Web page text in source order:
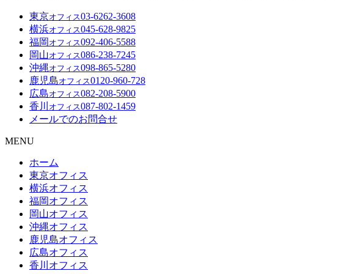
東京オフィス03-6262-3608
横浜オフィス045-628-9825
福岡 オフィス092-406-5588
岡山オフィス086-238-7245
沖縄オフィス098-865-5280
鹿児島オフィス0120-960-728
広島オフィス082-208-5900
香川 オフィス087-802-1459
メールでのお問合せ
MENU
ホーム
東京オフィス
横浜オフィス
福岡オフィス
岡山オフィス
沖縄オフィス
鹿児島オフィス
広島オフィス
香川オフィス